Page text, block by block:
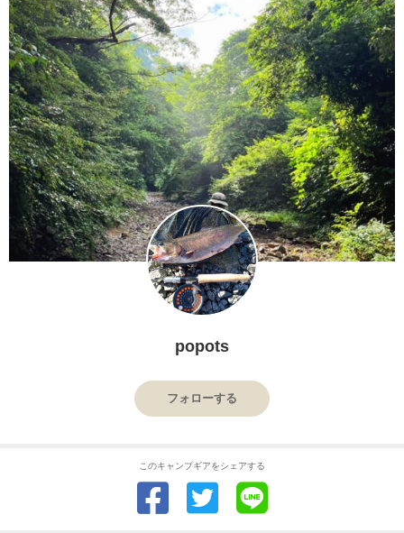
popots
フォローする
このキャンプギアをシェアする